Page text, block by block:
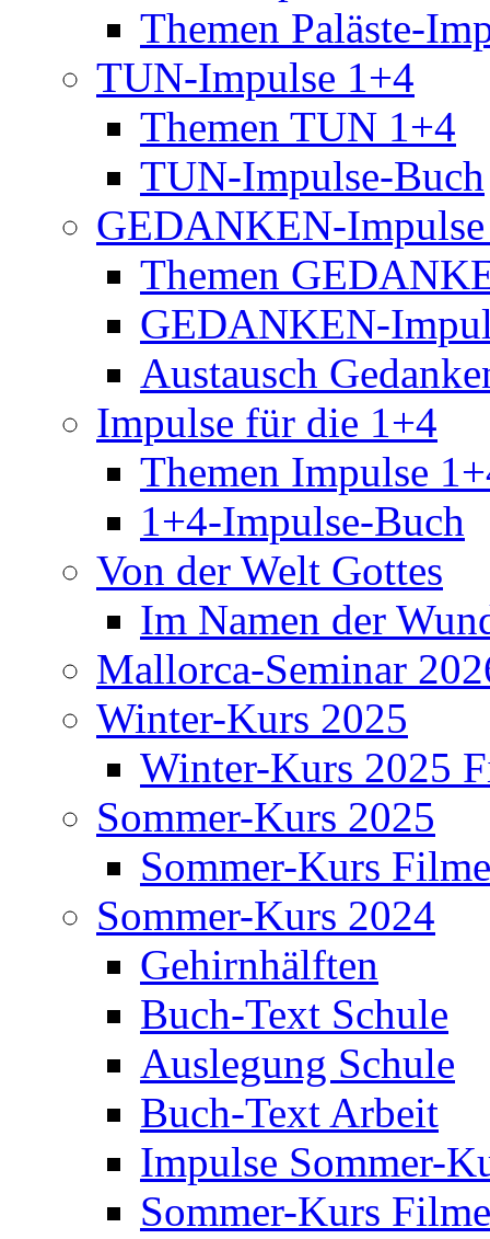
Themen Paläste-
TUN-Impulse 1+4
Themen TUN 1+4
TUN-Impulse-Buch
GEDANKEN-
Themen
GEDANKEN-
Austausch
Impulse für die 1+4
Themen Impulse
1+4-Impulse-Buch
Von der Welt Gottes
Im Namen der
Mallorca-Seminar
Winter-Kurs 2025
Winter-Kurs 2025
Sommer-Kurs 2025
Sommer-Kurs Filme
Sommer-Kurs 2024
Gehirnhälften
Buch-Text Schule
Auslegung Schule
Buch-Text Arbeit
Impulse Sommer-
Sommer-Kurs Filme